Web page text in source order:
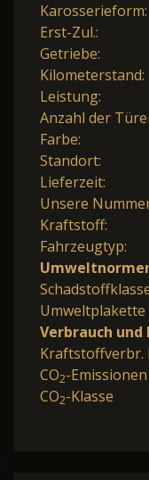
Karosserieform:
Erst-Zul.:
Getriebe:
Kilometerstand:
Leistung:
Anzahl der
Farbe:
Standort:
Lieferzeit:
Unsere
Kraftstoff:
Fahrzeugtyp:
Umweltplakette
Verbrauch und
Kraftstoffverbr.
CO2-
CO2-Klasse